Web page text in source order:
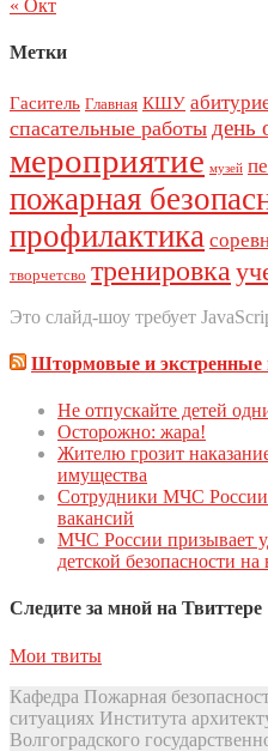
« Окт
Метки
Гаситель Главная КШУ
спасательные работы день
мероприятие музей
пожарная
профилактика
творчетсво тренировка
Это слайд-шоу требует
Штормовые и экстренные
Не отпускайте детей
Осторожно: жара!
Жителю грозит
имущества
Сoтрудники МЧС Рoссии
вакансий
МЧС России призывает
детской безопасности на
Следите за мной на Твиттере
Мои твиты
Кафедра Пожарная
ситуациях Института
Волгоградского